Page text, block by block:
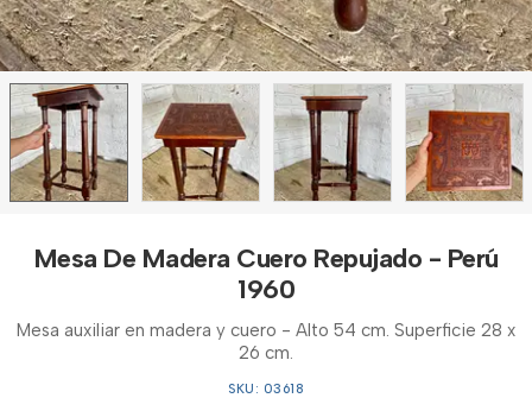
Mesa De Madera Cuero Repujado - Perú
1960
Mesa auxiliar en madera y cuero - Alto 54 cm. Superficie 28 x
26 cm.
SKU: 03618